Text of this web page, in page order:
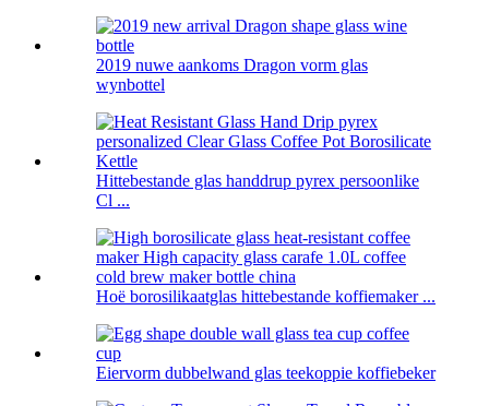
2019 nuwe aankoms Dragon vorm glas
wynbottel
Hittebestande glas handdrup pyrex persoonlike
Cl ...
Hoë borosilikaatglas hittebestande koffiemaker ...
Eiervorm dubbelwand glas teekoppie koffiebeker